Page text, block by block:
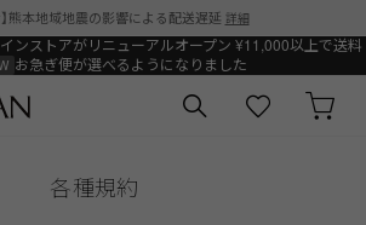
】熊本地域地震の影響による配送遅延 詳細
ンストアがリニューアルオープン ¥11,000以上で送料
お急ぎ便が選べるようになりました
各種規約